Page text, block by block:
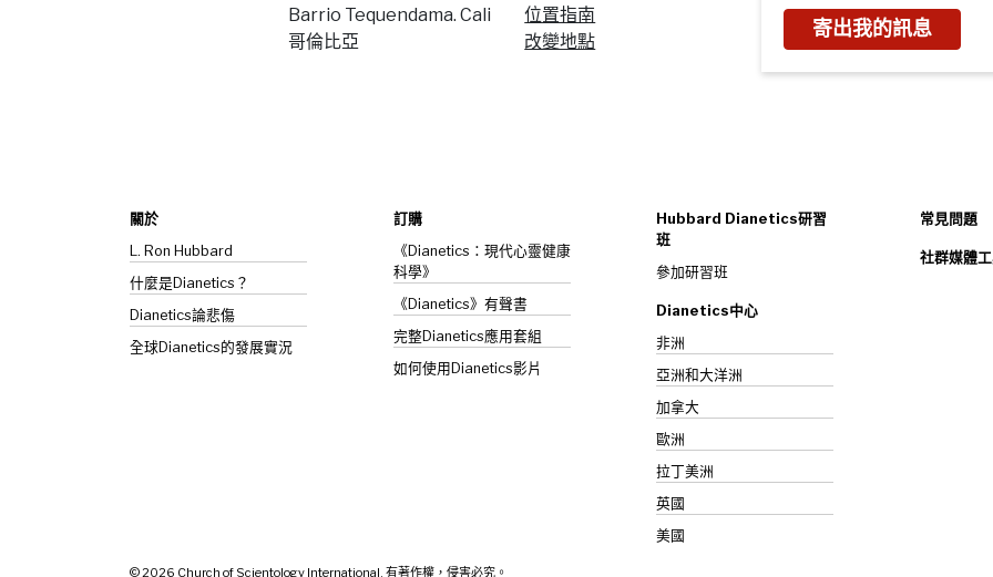
Barrio Tequendama. Cali
哥倫比亞
位置指南
改變地點
寄出我的訊息
關於
L. Ron Hubbard
什麼是Dianetics？
Dianetics論悲傷
全球Dianetics的發展實況
訂購
《Dianetics：現代心靈健康
科學》
《Dianetics》有聲書
完整Dianetics應用套組
如何使用Dianetics影片
Hubbard Dianetics研習
班
參加研習班
Dianetics中心
非洲
亞洲和大洋洲
加拿大
歐洲
拉丁美洲
英國
美國
常見問題
社群媒體
© 2026 Church of Scientology International. 有著作權，侵害必究。